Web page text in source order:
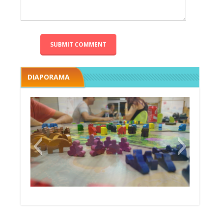
DIAPORAMA